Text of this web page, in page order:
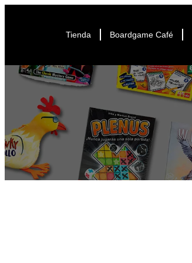
Tienda Boardgame Café